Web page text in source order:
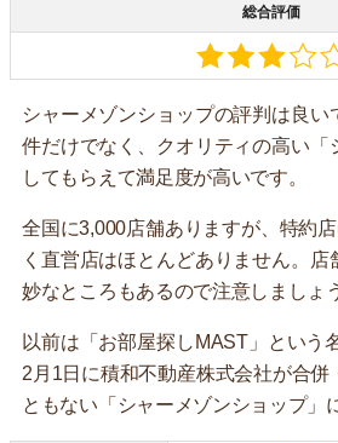
総合評価
シャーメゾンショップの評判は良い
件だけでなく、クオリティの高い「
してもらえて満足度が高いです。
全国に3,000店舗ありますが、特約
く直営店はほとんどありません。店
妙なところもあるので注意しましょ
以前は「お部屋探しMAST」という
2月1日に積和不動産株式会社が合併
ともない「シャーメゾンショップ」